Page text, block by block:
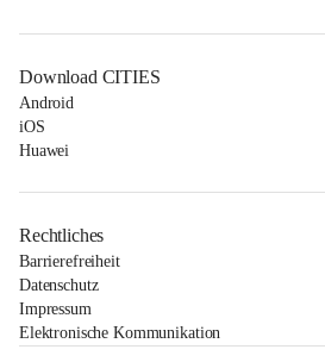
Download CITIES
Android
iOS
Huawei
Rechtliches
Barrierefreiheit
Datenschutz
Impressum
Elektronische Kommunikation